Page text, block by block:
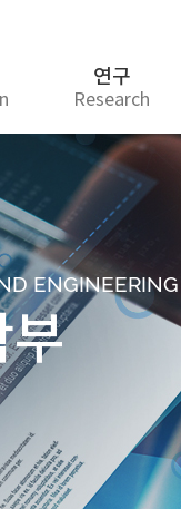
연구
Research
ENGINEERING
부